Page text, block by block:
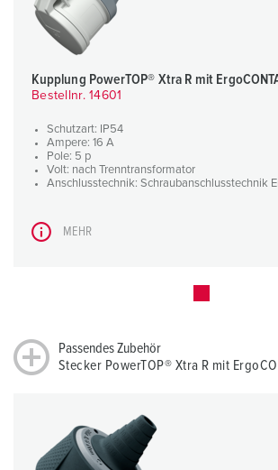
Kupplung PowerTOP® Xtra R mit
Bestellnr. 14601
Schutzart: IP54
Ampere: 16 A
Pole: 5 p
Volt: nach Trenntransformator
Anschlusstechnik: Schraubanschlusstechnik
MEHR
Passendes Zubehör
Stecker PowerTOP® Xtra R mit